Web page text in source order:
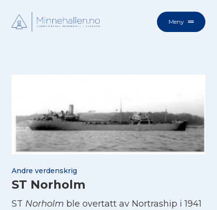
Meny
Andre verdenskrig
ST Norholm
ST Norholm ble overtatt av Nortraship i 1941